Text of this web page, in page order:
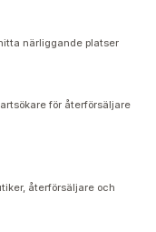
närliggande platser
för återförsäljare
återförsäljare och